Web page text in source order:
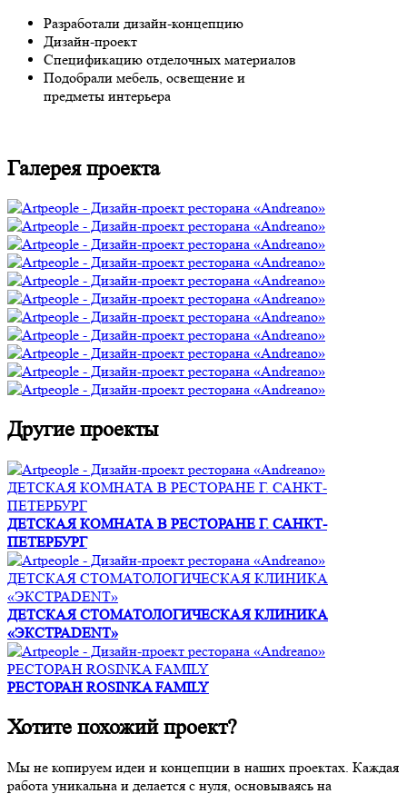
Разработали дизайн-концепцию
Дизайн-проект
Спецификацию отделочных материалов
Подобрали мебель, освещение и
предметы интерьера
Галерея проекта
Другие проекты
ДЕТСКАЯ КОМНАТА В РЕСТОРАНЕ Г. САНКТ-
ПЕТЕРБУРГ
ДЕТСКАЯ КОМНАТА В РЕСТОРАНЕ Г. САНКТ-
ПЕТЕРБУРГ
ДЕТСКАЯ СТОМАТОЛОГИЧЕСКАЯ КЛИНИКА
«ЭКСТРАDENT»
ДЕТСКАЯ СТОМАТОЛОГИЧЕСКАЯ КЛИНИКА
«ЭКСТРАDENT»
РЕСТОРАН ROSINKA FAMILY
РЕСТОРАН ROSINKA FAMILY
Хотите похожий проект?
Мы не копируем идеи и концепции в наших проектах. Каждая
работа уникальна и делается с нуля, основываясь на